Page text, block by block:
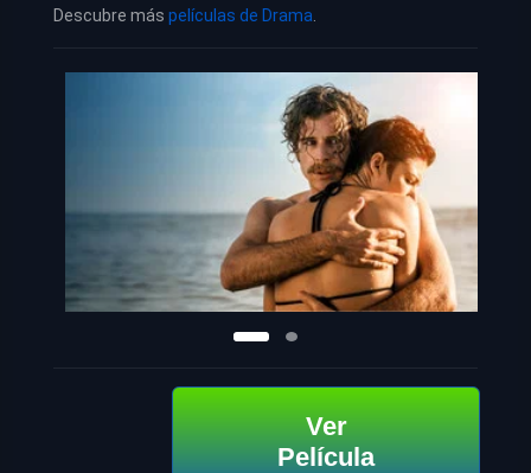
Descubre más películas de Drama.
Ver
Película